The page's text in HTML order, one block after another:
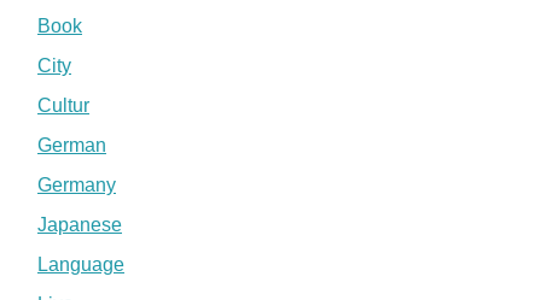
Book
City
Cultur
German
Germany
Japanese
Language